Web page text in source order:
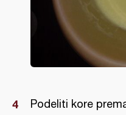
Podeliti kore